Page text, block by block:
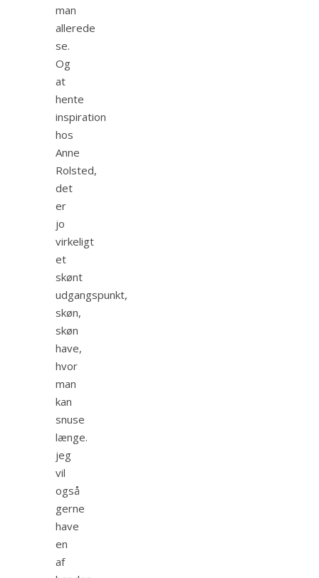
man
allerede
se.
Og
at
hente
inspiration
hos
Anne
Rolsted,
det
er
jo
virkeligt
et
skønt
udgangspunkt,
skøn,
skøn
have,
hvor
man
kan
snuse
længe.
jeg
vil
også
gerne
have
en
af